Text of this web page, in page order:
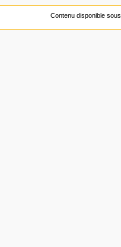
Contenu disponible sous